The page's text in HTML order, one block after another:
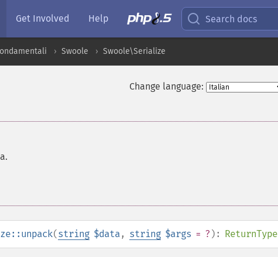
Get Involved Help Search docs
Swoole Swoole\Serialize
Change language:
(string $data, string $args = ? ): ReturnType